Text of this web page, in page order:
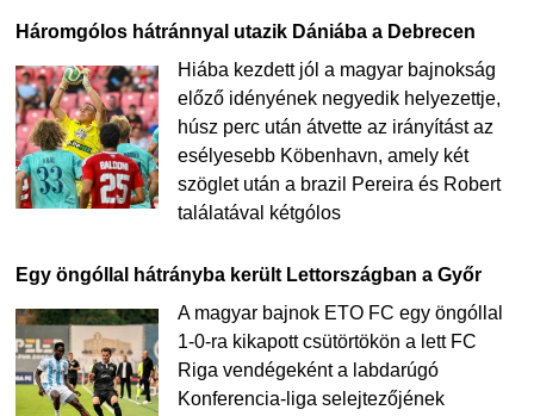
Háromgólos hátránnyal utazik Dániába a Debrecen
Hiába kezdett jól a magyar bajnokság
előző idényének negyedik helyezettje,
húsz perc után átvette az irányítást az
esélyesebb Köbenhavn, amely két
szöglet után a brazil Pereira és Robert
találatával kétgólos
Egy öngóllal hátrányba került Lettországban a Győr
A magyar bajnok ETO FC egy öngóllal
1-0-ra kikapott csütörtökön a lett FC
Riga vendégeként a labdarúgó
Konferencia-liga selejtezőjének